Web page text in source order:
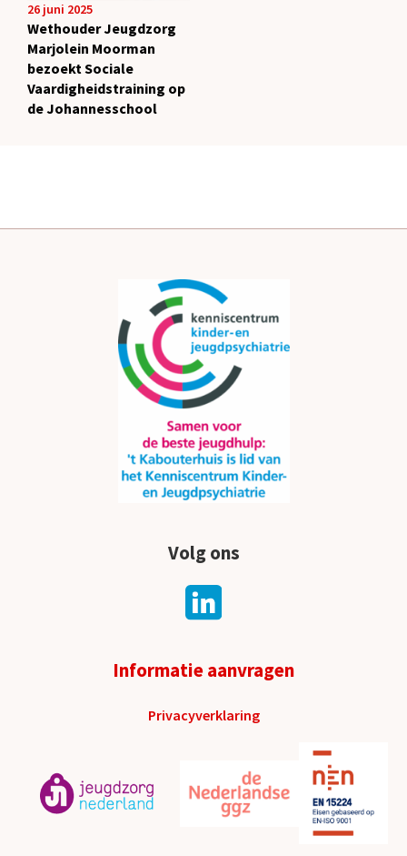
26 juni 2025
Wethouder Jeugdzorg
Marjolein Moorman
bezoekt Sociale
Vaardigheidstraining op
de Johannesschool
Volg ons
Informatie aanvragen
Privacyverklaring